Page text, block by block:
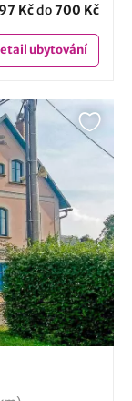
Kčdo700 Kč
ubytování